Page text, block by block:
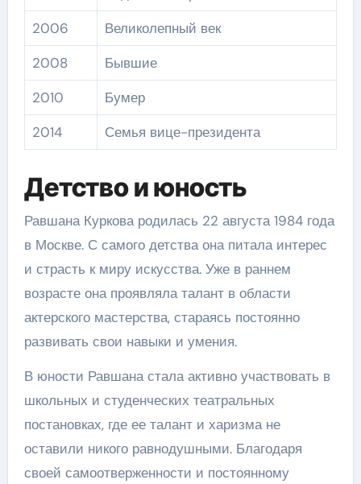
2006
Великолепный век
2008
Бывшие
2010
Бумер
2014
Семья вице-президента
Детство и юность
Равшана Куркова родилась 22 августа 1984 года
в Москве. С самого детства она питала интерес
и страсть к миру искусства. Уже в раннем
возрасте она проявляла талант в области
актерского мастерства, стараясь постоянно
развивать свои навыки и умения.
В юности Равшана стала активно участвовать в
школьных и студенческих театральных
постановках, где ее талант и харизма не
оставили никого равнодушными. Благодаря
своей самоотверженности и постоянному